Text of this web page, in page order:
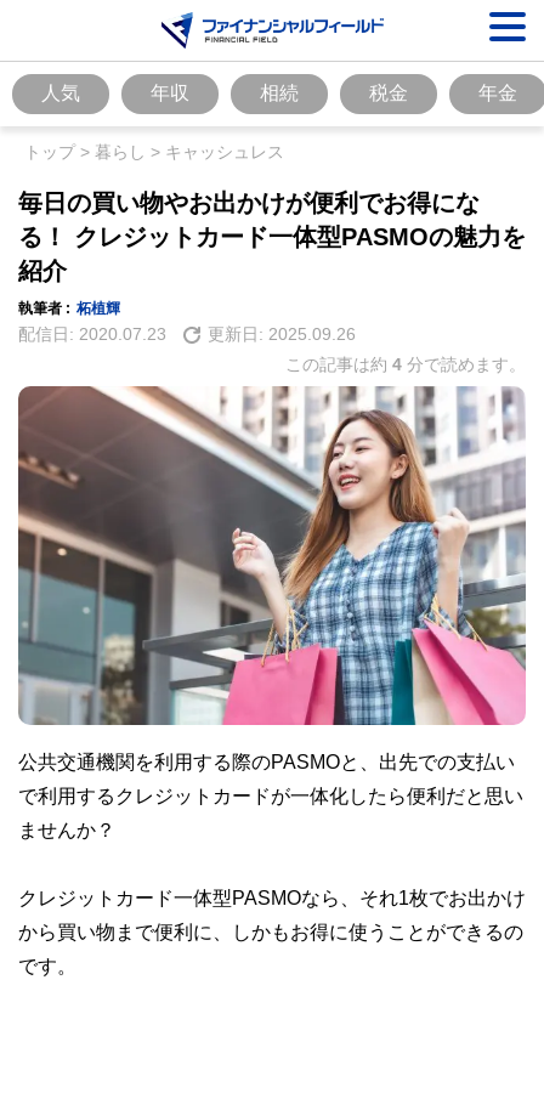
人気 年収 相続 税金 年金
トップ> 暮らし > キャッシュレス
毎日の買い物やお出かけが便利でお得にな
る！ クレジットカード一体型PASMOの魅力を
紹介
執筆者 : 柘植輝
配信日: 2020.07.23 更新日: 2025.09.26
この記事は約 4 分で読めます。
公共交通機関を利用する際のPASMOと、出先での支払い
で利用するクレジットカードが一体化したら便利だと思い
ませんか？
クレジットカード一体型PASMOなら、それ1枚でお出かけ
から買い物まで便利に、しかもお得に使うことができるの
です。